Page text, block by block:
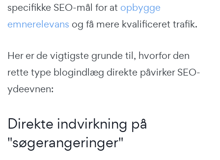
specifikke SEO-mål for at opbygge
emnerelevans og få mere kvalificeret trafik.
Her er de vigtigste grunde til, hvorfor den
rette type blogindlæg direkte påvirker SEO-
ydeevnen:
Direkte indvirkning på
"søgerangeringer"